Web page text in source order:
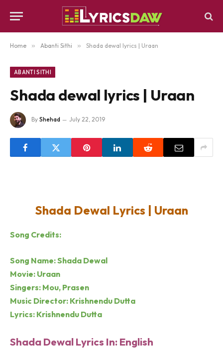
Home » Abanti Sithi » Shada dewal lyrics | Uraan
ABANTI SITHI
Shada dewal lyrics | Uraan
By Shehad July 22, 2019
Shada Dewal Lyrics | Uraan
Song Credits:
Song Name: Shada Dewal
Movie: Uraan
Singers: Mou, Prasen
Music Director: Krishnendu Dutta
Lyrics: Krishnendu Dutta
Shada Dewal Lyrics In: English